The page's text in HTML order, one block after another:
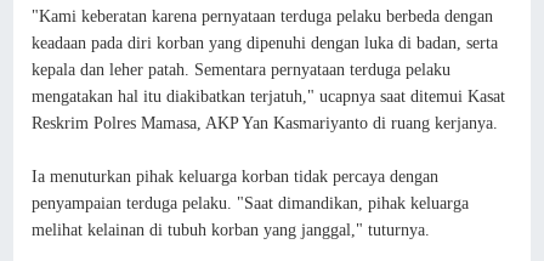
"Kami keberatan karena pernyataan terduga pelaku berbeda dengan
keadaan pada diri korban yang dipenuhi dengan luka di badan, serta
kepala dan leher patah. Sementara pernyataan terduga pelaku
mengatakan hal itu diakibatkan terjatuh," ucapnya saat ditemui Kasat
Reskrim Polres Mamasa, AKP Yan Kasmariyanto di ruang kerjanya.
Ia menuturkan pihak keluarga korban tidak percaya dengan
penyampaian terduga pelaku. "Saat dimandikan, pihak keluarga
melihat kelainan di tubuh korban yang janggal," tuturnya.